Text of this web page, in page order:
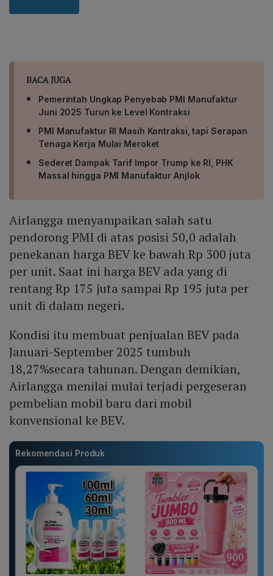
BACA JUGA
Pemerintah Ungkap Penyebab PMI Manufaktur
Juni 2025 Turun ke Level Kontraksi
PMI Manufaktur RI Masih Kontraksi, tapi Serapan
Tenaga Kerja Mulai Meroket
Sederet Dampak Tarif Impor Trump ke RI, PHK
Massal hingga PMI Manufaktur Anjlok
Airlangga menyampaikan salah satu
pendorong PMI di atas posisi 50,0 adalah
penekanan harga BEV ke bawah Rp 300 juta
per unit. Saat ini harga BEV ada yang di
rentang Rp 175 juta sampai Rp 195 juta per
unit di dalam negeri.
Kondisi itu membuat penjualan BEV pada
Januari-September 2025 tumbuh
18,27%secara tahunan. Dengan demikian,
Airlangga menilai mulai terjadi pergeseran
pembelian mobil baru dari mobil
konvensional ke BEV.
Rekomendasi Produk